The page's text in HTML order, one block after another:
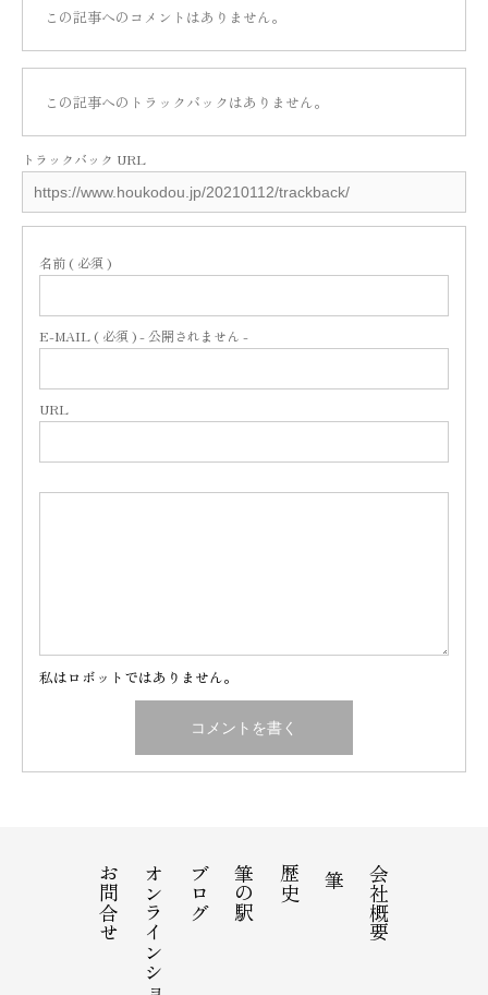
この記事へのコメントはありません。
この記事へのトラックバックはありません。
トラックバック URL
名前 ( 必須 )
E-MAIL ( 必須 ) - 公開されません -
URL
私はロボットではありません。
会社概要
筆
歴史
筆の駅
ブログ
オンラインショップ
お問合せ